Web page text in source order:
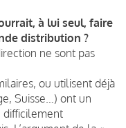
à lui seul, faire
distribution ?
ne sont pas
ou utilisent déjà
Suisse…) ont un
difficilement